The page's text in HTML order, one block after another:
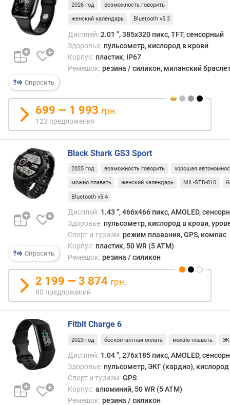
"
)
P
P
I
p
p
i
)
е
к
о
с
т
ь
к
м
у
л
я
м
А
ч
)
Спросить
2026 год возможность говорить
женский календарь Bluetooth v5.3
Дисплей: 2.01 ", 385x320 пикс, TFT, сенсорный
Здоровье: пульсометр, кислород в крови
Корпус: пластик, IP67
Ремешок: резина / силикон, миланский
699 — 1 993 грн.
123 предложения
Спросить
Black Shark GS3 Sport
2025 год возможность говорить хорошая
можно плавать женский календарь MIL-STD-810
Bluetooth v5.4
Дисплей: 1.43 ", 466x466 пикс, AMOLED,
Здоровье: пульсометр, кислород в крови,
Спорт и туризм: режим плавания, GPS, компас
Корпус: пластик, 50 WR (5 ATM)
Ремешок: резина / силикон
2 199 — 3 874 грн.
80 предложений
Fitbit Charge 6
2023 год бесконтактная оплата можно плавать
Дисплей: 1.04 ", 276x185 пикс, AMOLED,
Здоровье: пульсометр, ЭКГ (кардио), кислород
Спорт и туризм: GPS
Корпус: алюминий, 50 WR (5 ATM)
Ремешок: резина / силикон